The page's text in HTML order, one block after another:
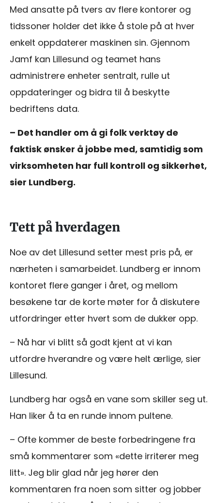
Med ansatte på tvers av flere kontorer og
tidssoner holder det ikke å stole på at hver
enkelt oppdaterer maskinen sin. Gjennom
Jamf kan Lillesund og teamet hans
administrere enheter sentralt, rulle ut
oppdateringer og bidra til å beskytte
bedriftens data.
– Det handler om å gi folk verktøy de
faktisk ønsker å jobbe med, samtidig som
virksomheten har full kontroll og sikkerhet,
sier Lundberg.
Tett på hverdagen
Noe av det Lillesund setter mest pris på, er
nærheten i samarbeidet. Lundberg er innom
kontoret flere ganger i året, og mellom
besøkene tar de korte møter for å diskutere
utfordringer etter hvert som de dukker opp.
– Nå har vi blitt så godt kjent at vi kan
utfordre hverandre og være helt ærlige, sier
Lillesund.
Lundberg har også en vane som skiller seg ut.
Han liker å ta en runde innom pultene.
– Ofte kommer de beste forbedringene fra
små kommentarer som «dette irriterer meg
litt». Jeg blir glad når jeg hører den
kommentaren fra noen som sitter og jobber